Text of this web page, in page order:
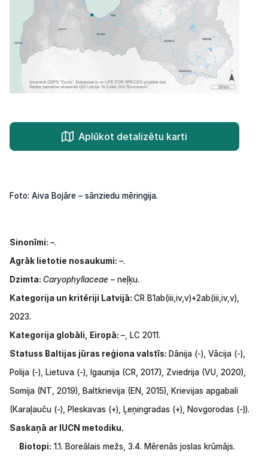
Aplūkot detalizētu karti
Foto: Aiva Bojāre – sānziedu mēringija.
Sinonīmi: –.
Agrāk lietotie nosaukumi: –.
Dzimta: Caryophyllaceae – neļķu.
Kategorija un kritēriji Latvijā: CR B1ab(iii,iv,v)+2ab(iii,iv,v),
2023.
Kategorija globāli, Eiropā: –, LC 2011.
Statuss Baltijas jūras reģiona valstīs: Dānija (-), Vācija (-),
Polija (-), Lietuva (-), Igaunija (CR, 2017), Zviedrija (VU, 2020),
Somija (NT, 2019), Baltkrievija (EN, 2015), Krievijas apgabali
(Karaļauču (-), Pleskavas (+), Ļeņingradas (+), Novgorodas (-)).
Saskaņā ar IUCN metodiku.
Biotopi: 1.1. Boreālais mežs, 3.4. Mērenās joslas krūmājs.